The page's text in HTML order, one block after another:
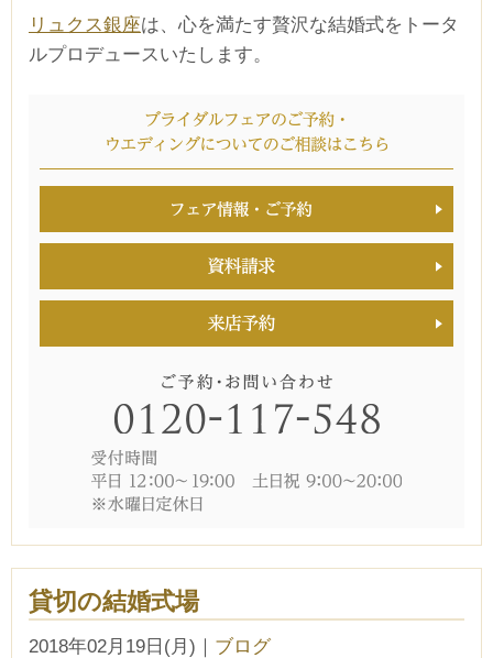
リュクス銀座は、心を満たす贅沢な結婚式をトータ
ルプロデュースいたします。
貸切の結婚式場
2018年02月19日(月) ｜ ブログ